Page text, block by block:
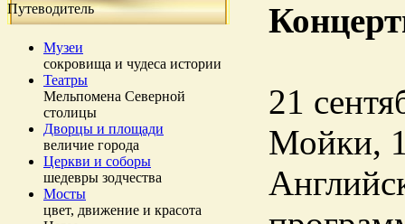
Путеводитель
Музеи
сокровища и чудеса истории
Театры
Мельпомена Северной
столицы
Дворцы и площади
величие города
Церкви и соборы
шедевры зодчества
Мосты
цвет, движение и красота
21
Мойки,